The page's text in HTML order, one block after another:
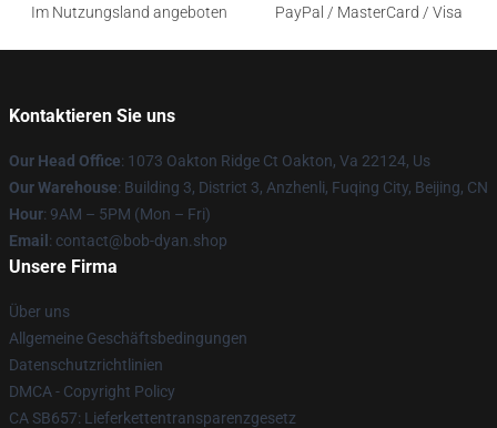
Im Nutzungsland angeboten
PayPal / MasterCard / Visa
Kontaktieren Sie uns
Our Head Office: 1073 Oakton Ridge Ct Oakton, Va 22124, Us
Our Warehouse: Building 3, District 3, Anzhenli, Fuqing City, Beijing, CN
Hour: 9AM – 5PM (Mon – Fri)
Email : contact@bob-dyan.shop
Unsere Firma
Über uns
Allgemeine Geschäftsbedingungen
Datenschutzrichtlinien
DMCA - Copyright Policy
CA SB657: Lieferkettentransparenzgesetz